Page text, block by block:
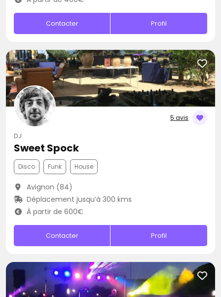
Contacter Profil
5 avis
DJ
Sweet Spock
Disco Funk House
Avignon (84)
Déplacement jusqu’à 300 kms
À partir de 600€
Contacter Profil